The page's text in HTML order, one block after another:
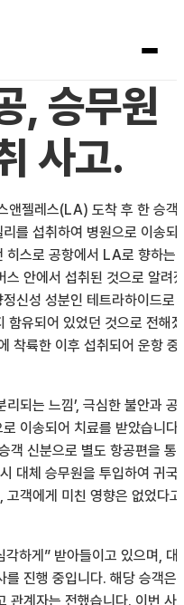
, 승무원
사고.
앤젤레스(LA) 도착 후 한 승객
를 섭취하여 병원으로 이송되
히스로 공항에서 LA로 향하는
스 안에서 섭취된 것으로 알려
신성 성분인 테트라하이드로
유되어 있었던 것으로 전해졌
착륙한 이후 섭취되어 운항 중
되는 느낌’, 극심한 불안과 공
이송되어 치료를 받았습니다.
객 신분으로 별도 항공편을 통
대체 승무원을 투입하여 귀국
객에게 미친 영향은 없었다고
하게” 받아들이고 있으며, 대
를 진행 중입니다. 해당 승객은
관계자는 전했습니다. 이번 사